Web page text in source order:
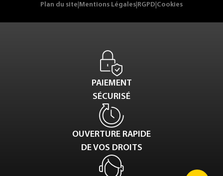
Plan du site Mentions Légales RGPD Cookies
PAIEMENT
SÉCURISÉ
OUVERTURE RAPIDE
DE VOS DROITS